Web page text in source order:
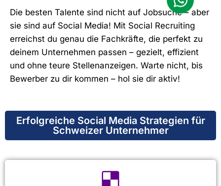
Die besten Talente sind nicht auf Jobsuche – aber
sie sind auf Social Media! Mit Social Recruiting
erreichst du genau die Fachkräfte, die perfekt zu
deinem Unternehmen passen – gezielt, effizient
und ohne teure Stellenanzeigen. Warte nicht, bis
Bewerber zu dir kommen – hol sie dir aktiv!
Erfolgreiche Social Media Strategien für
Schweizer Unternehmer